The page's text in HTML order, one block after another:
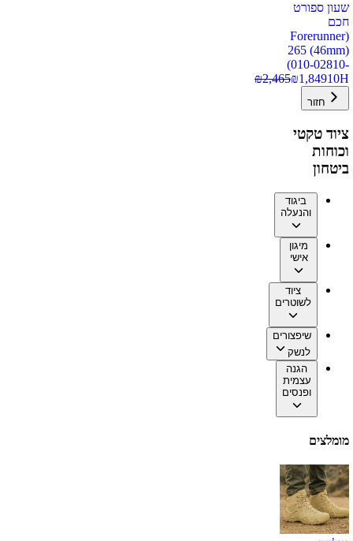
שעון ספורט
חכם
(Forerunner
265 (46mm)
(010-02810-
10H
₪1,849
₪2,465
חזור
ציוד טקטי
וכוחות
ביטחון
ביגוד
והנעלה
מיגון
אישי
ציוד
לשוטרים
שיפצורים
לנשק
הגנה
עצמית
ופנסים
מומלצים